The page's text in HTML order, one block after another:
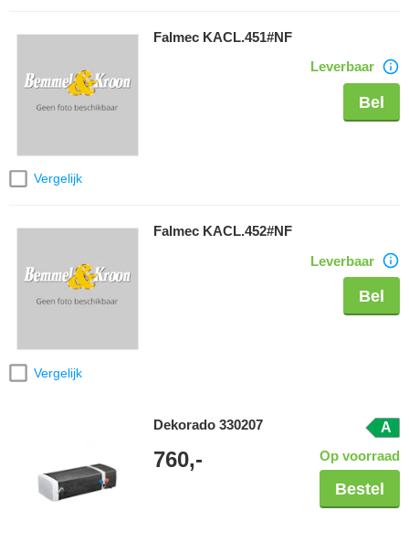
Vergelijk
Falmec KACL.451#NF
Leverbaar
Bel
Vergelijk
Falmec KACL.452#NF
Leverbaar
Bel
Dekorado 330207 A
760,- Op voorraad
Bestel